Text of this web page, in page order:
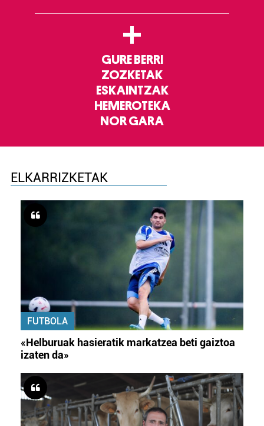
+
GURE BERRI
ZOZKETAK
ESKAINTZAK
HEMEROTEKA
NOR GARA
ELKARRIZKETAK
FUTBOLA
«Helburuak hasieratik markatzea beti gaiztoa
izaten da»